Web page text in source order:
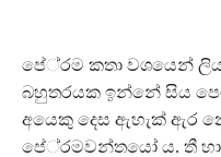
පේ‍්‍රම කතා වශයෙන්
බහුතරයක ඉන්නේ සිය
අයෙකු දෙස ඇහැක් ඇර
පේ‍්‍රමවන්තයෝ ය. තී හා